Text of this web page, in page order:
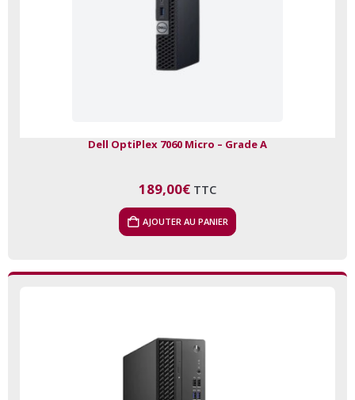
Dell OptiPlex 7060 Micro – Grade A
189,00€ TTC
AJOUTER AU PANIER